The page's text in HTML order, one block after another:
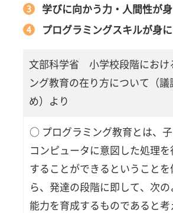
KOOV
トナ
ログ
ラミ
ング
教室
小学
生の
プロ
グラ
ミン
学びに向かう力・人間性が身
プログラミングスキルが身に
文部科学省 小学校段階におけ
ング教育の在り方について（議
め）より
○ プログラミング教育とは、子
コンピュータに意図した処理
することができるということ
ら、発達の段階に即して、次の
能力を育成するものであると考